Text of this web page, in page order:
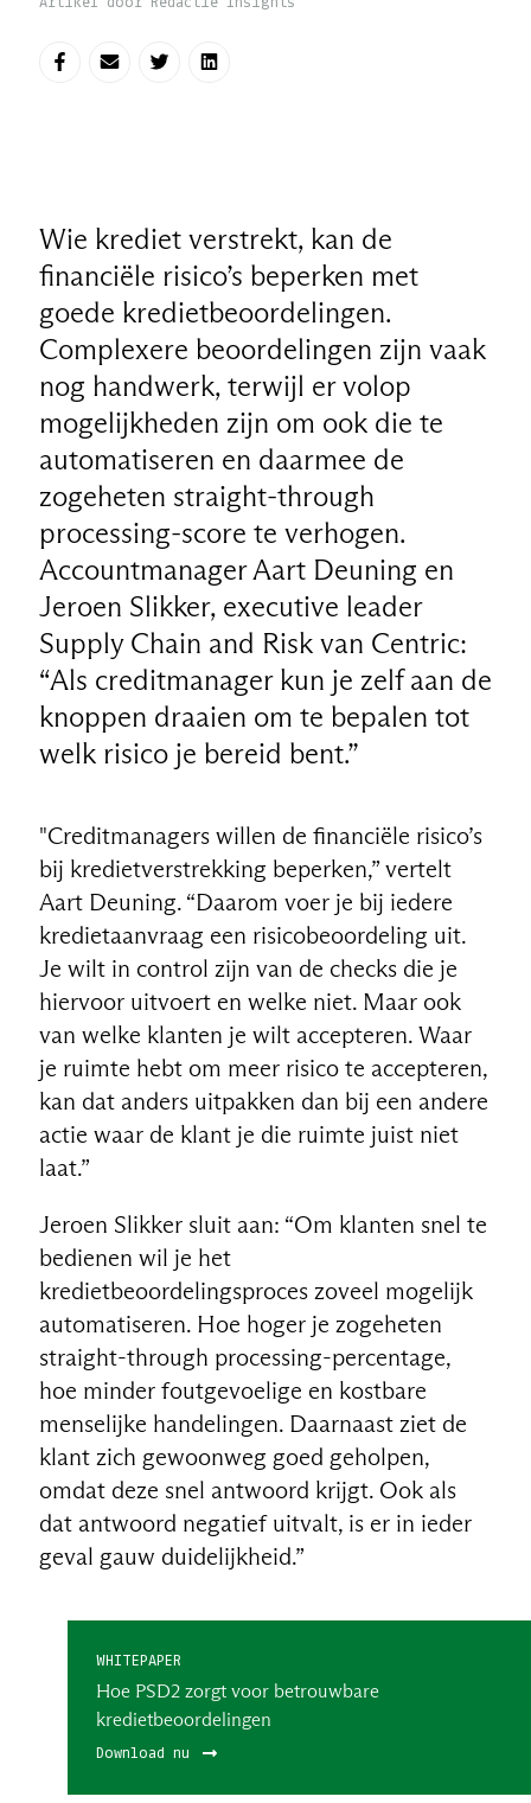
Wie krediet verstrekt, kan de
financiële risico’s beperken met
goede kredietbeoordelingen.
Complexere beoordelingen zijn vaak
nog handwerk, terwijl er volop
mogelijkheden zijn om ook die te
automatiseren en daarmee de
zogeheten straight-through
processing-score te verhogen.
Accountmanager Aart Deuning en
Jeroen Slikker, executive leader
Supply Chain and Risk van Centric:
“Als creditmanager kun je zelf aan de
knoppen draaien om te bepalen tot
welk risico je bereid bent.”
"Creditmanagers willen de financiële risico’s
bij kredietverstrekking beperken,” vertelt
Aart Deuning. “Daarom voer je bij iedere
kredietaanvraag een risicobeoordeling uit.
Je wilt in control zijn van de checks die je
hiervoor uitvoert en welke niet. Maar ook
van welke klanten je wilt accepteren. Waar
je ruimte hebt om meer risico te accepteren,
kan dat anders uitpakken dan bij een andere
actie waar de klant je die ruimte juist niet
laat.”
Jeroen Slikker sluit aan: “Om klanten snel te
bedienen wil je het
kredietbeoordelingsproces zoveel mogelijk
automatiseren. Hoe hoger je zogeheten
straight-through processing-percentage,
hoe minder foutgevoelige en kostbare
menselijke handelingen. Daarnaast ziet de
klant zich gewoonweg goed geholpen,
omdat deze snel antwoord krijgt. Ook als
dat antwoord negatief uitvalt, is er in ieder
geval gauw duidelijkheid.”
WHITEPAPER
Hoe PSD2 zorgt voor betrouwbare
kredietbeoordelingen
Download nu